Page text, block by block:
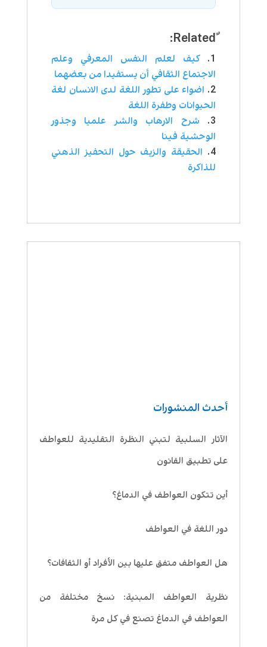
أحدث المنشورات
الآثار السلبية لتبني النظرة التقليدية للعواطف
على تطبيق القانون
أين تتكون العواطف في الدماغ؟
دور اللغة في العواطف
هل العواطف متفق عليها بين الأفراد أو الثقافات؟
نظرية العواطف المبنية: نسخ مختلفة من
العواطف في الدماغ تصنع في كل مرة
ٌRelated:
كيف لعلم النفس المعرفي وعلم
الاجتماع الثقافي أن يستفيدا من بعضهما
اضواء على تطور اللغة لدى الانسان لغة
الحيوانات وطفرة اللغة
شرح الارهاب والشر علميا وجذور
الوحشية فينا
الحقيقة والزيف حول التحفيز الذهني
للذاكرة